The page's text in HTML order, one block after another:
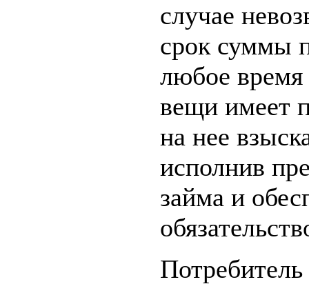
случае
срок суммы
любое
вещи имеет
на нее
исполнив
займа и